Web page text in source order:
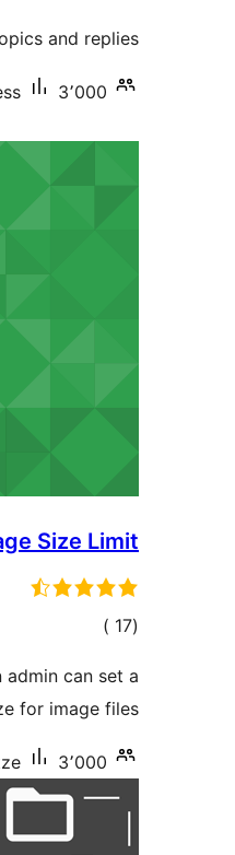
and replies.
3٬000+ تنصيب نشط
Size Limit
(17
إجمالي)
can set a
for image files.
3٬000+ تنصيب نشط